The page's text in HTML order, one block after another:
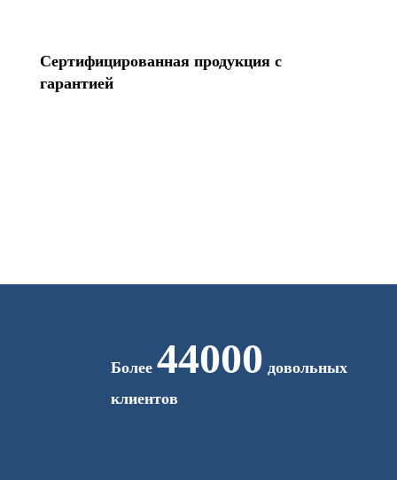
Сертифицированная продукция с
гарантией
Более 44000 довольных
клиентов